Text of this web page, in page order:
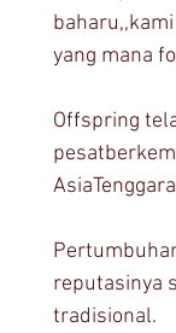
yang mana
Offspring
reputasinya
tradisional.